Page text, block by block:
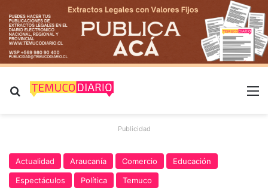
Buscar por
Publicidad
Actualidad Araucanía Comercio
Educación
Espectáculos
Política Temuco